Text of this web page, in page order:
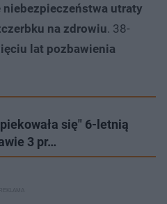
utraty
na zdrowiu. 38-
lat pozbawienia
się" 6-letnią
3 pr…